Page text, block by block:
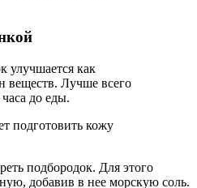
как
веществ. Лучше всего
до еды.
подготовить кожу
подбородок. Для этого
добавив в нее морскую соль.